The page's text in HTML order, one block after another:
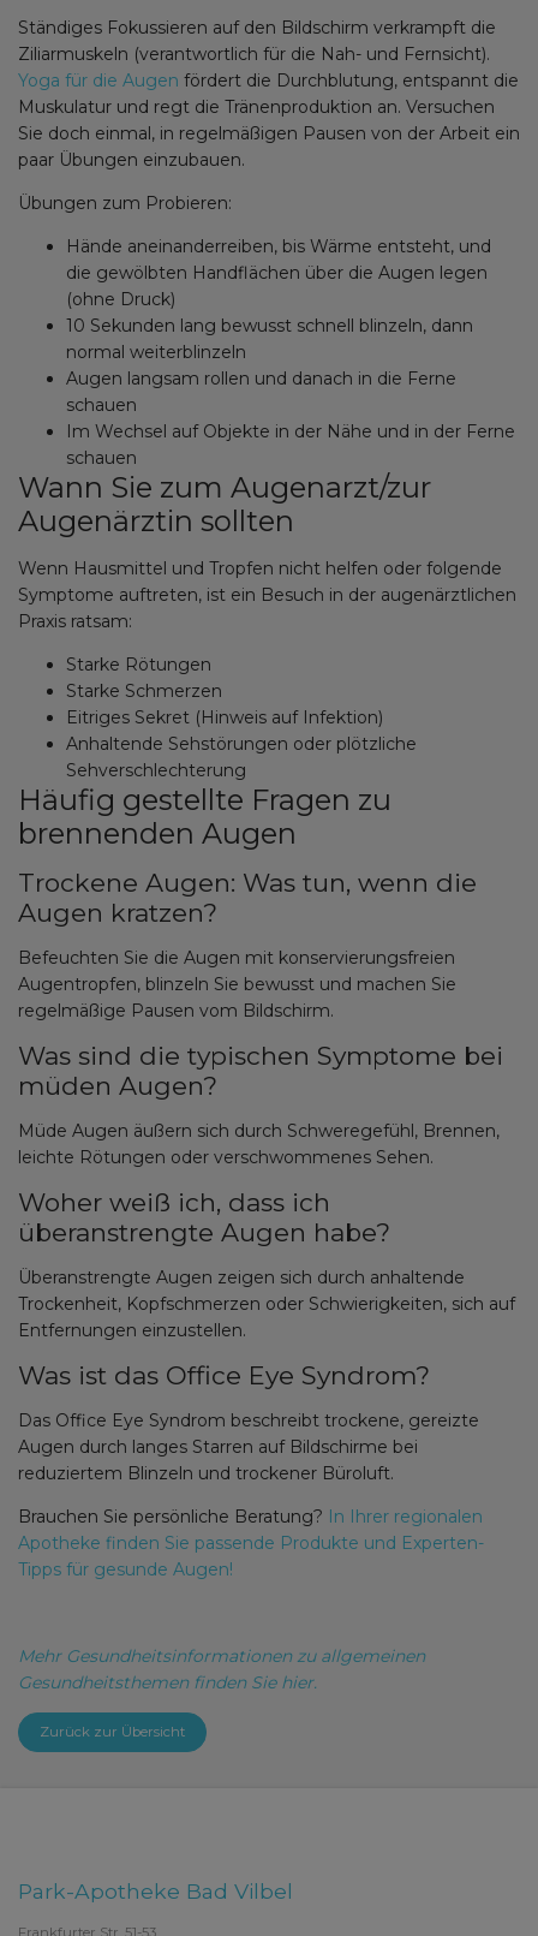
Zurück zur Übersicht
Ständiges Fokussieren auf den Bildschirm verkrampft die
Ziliarmuskeln (verantwortlich für die Nah- und Fernsicht).
Yoga für die Augen fördert die Durchblutung, entspannt die
Muskulatur und regt die Tränenproduktion an. Versuchen
Sie doch einmal, in regelmäßigen Pausen von der Arbeit ein
paar Übungen einzubauen.
Übungen zum Probieren:
Hände aneinanderreiben, bis Wärme entsteht, und
die gewölbten Handflächen über die Augen legen
(ohne Druck)
10 Sekunden lang bewusst schnell blinzeln, dann
normal weiterblinzeln
Augen langsam rollen und danach in die Ferne
schauen
Im Wechsel auf Objekte in der Nähe und in der Ferne
schauen
Wann Sie zum Augenarzt/zur
Augenärztin sollten
Wenn Hausmittel und Tropfen nicht helfen oder folgende
Symptome auftreten, ist ein Besuch in der augenärztlichen
Praxis ratsam:
Starke Rötungen
Starke Schmerzen
Eitriges Sekret (Hinweis auf Infektion)
Anhaltende Sehstörungen oder plötzliche
Sehverschlechterung
Häufig gestellte Fragen zu
brennenden Augen
Trockene Augen: Was tun, wenn die
Augen kratzen?
Befeuchten Sie die Augen mit konservierungsfreien
Augentropfen, blinzeln Sie bewusst und machen Sie
regelmäßige Pausen vom Bildschirm.
Was sind die typischen Symptome bei
müden Augen?
Müde Augen äußern sich durch Schweregefühl, Brennen,
leichte Rötungen oder verschwommenes Sehen.
Woher weiß ich, dass ich
überanstrengte Augen habe?
Überanstrengte Augen zeigen sich durch anhaltende
Trockenheit, Kopfschmerzen oder Schwierigkeiten, sich auf
Entfernungen einzustellen.
Was ist das Office Eye Syndrom?
Das Office Eye Syndrom beschreibt trockene, gereizte
Augen durch langes Starren auf Bildschirme bei
reduziertem Blinzeln und trockener Büroluft.
Brauchen Sie persönliche Beratung? In Ihrer regionalen
Apotheke finden Sie passende Produkte und Experten-
Tipps für gesunde Augen!
Mehr Gesundheitsinformationen zu allgemeinen
Gesundheitsthemen finden Sie hier.
Park-Apotheke Bad Vilbel
Frankfurter Str. 51-53